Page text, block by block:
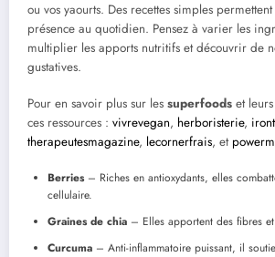
ou vos yaourts. Des recettes simples
présence au quotidien. Pensez à varier les
multiplier les apports nutritifs et découvrir de
gustatives.
Pour en savoir plus sur les superfoods et
ces ressources : vivrevegan, herboristerie,
therapeutesmagazine, lecornerfrais, et
Berries– Riches en antioxydants, elles
cellulaire.
Graines de chia – Elles apportent des fibres
Curcuma – Anti-inflammatoire puissant, il